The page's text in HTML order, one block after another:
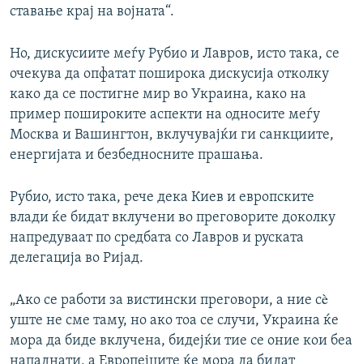
ставање крај на војната“.
Но, дискусиите меѓу Рубио и Лавров, исто така, се
очекува да опфатат поширока дискусија отколку
како да се постигне мир во Украина, како на
пример пошироките аспекти на односите меѓу
Москва и Вашингтон, вклучувајќи ги санкциите,
енергијата и безбедносните прашања.
Рубио, исто така, рече дека Киев и европските
влади ќе бидат вклучени во преговорите доколку
напредуваат по средбата со Лавров и руската
делегација во Ријад.
„Ако се работи за вистински преговори, а ние сè
уште не сме таму, но ако тоа се случи, Украина ќе
мора да биде вклучена, бидејќи тие се оние кои беа
нападнати, а Европејците ќе мора да бидат